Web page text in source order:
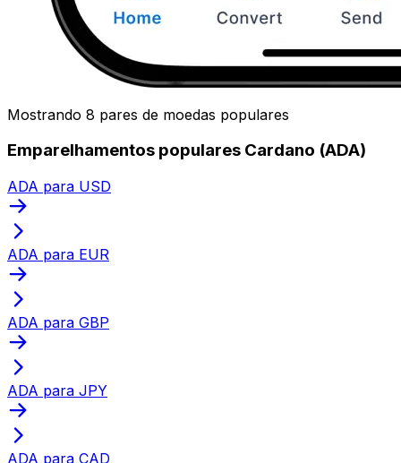
Mostrando 8 pares de moedas populares
Emparelhamentos populares Cardano (ADA)
ADA para USD
ADA para EUR
ADA para GBP
ADA para JPY
ADA para CAD